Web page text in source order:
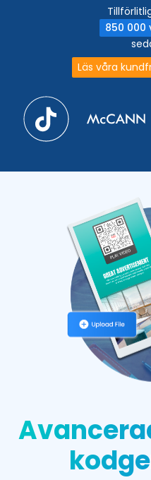
850 000
Läs våra